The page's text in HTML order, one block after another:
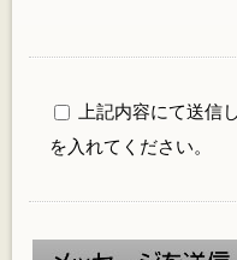
上記内容にて送信
を入れてください。